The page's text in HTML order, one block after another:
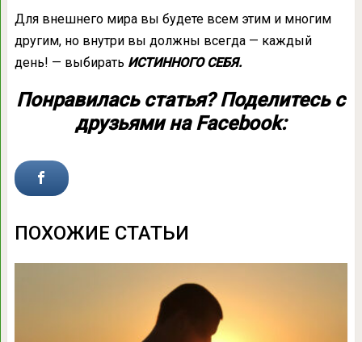
Для внешнего мира вы будете всем этим и многим
другим, но внутри вы должны всегда — каждый
день! — выбирать ИСТИННОГО СЕБЯ.
Понравилась статья? Поделитесь с
друзьями на Facebook:
ПОХОЖИЕ СТАТЬИ